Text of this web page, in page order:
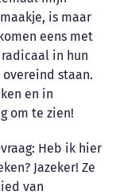
is maar
eens met
in hun
staan.
en in
om te zien!
Heb ik hier
Jazeker! Ze
van